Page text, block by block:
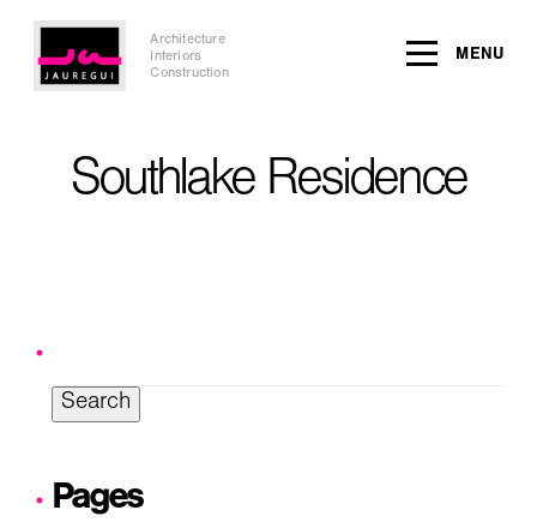
Architecture
Interiors
Construction
MENU
Southlake Residence
Pages